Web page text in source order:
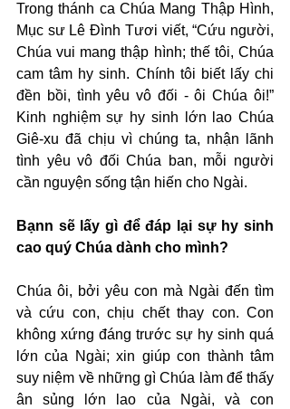
Trong thánh ca Chúa Mang Thập Hình,
Mục sư Lê Đình Tươi viết, “Cứu người,
Chúa vui mang thập hình; thế tôi, Chúa
cam tâm hy sinh. Chính tôi biết lấy chi
đền bồi, tình yêu vô đối - ôi Chúa ôi!”
Kinh nghiệm sự hy sinh lớn lao Chúa
Giê-xu đã chịu vì chúng ta, nhận lãnh
tình yêu vô đối Chúa ban, mỗi người
cần nguyện sống tận hiến cho Ngài.
Bạnn sẽ lấy gì để đáp lại sự hy sinh
cao quý Chúa dành cho mình?
Chúa ôi, bởi yêu con mà Ngài đến tìm
và cứu con, chịu chết thay con. Con
không xứng đáng trước sự hy sinh quá
lớn của Ngài; xin giúp con thành tâm
suy niệm về những gì Chúa làm để thấy
ân sủng lớn lao của Ngài, và con